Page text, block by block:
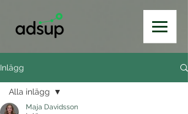
Inlägg
Alla inlägg
Maja Davidsson